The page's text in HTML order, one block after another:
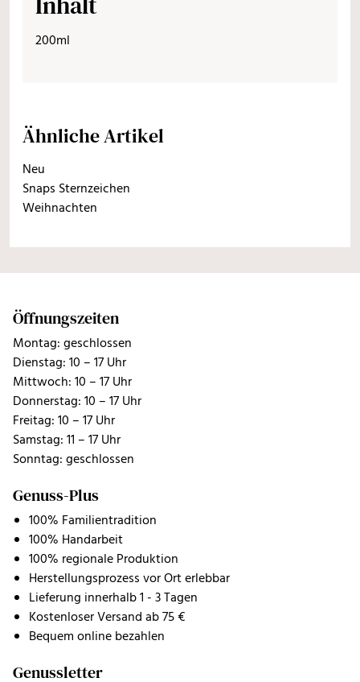
200ml
Ähnliche Artikel
Neu
Snaps Sternzeichen
Weihnachten
Öffnungszeiten
Montag: geschlossen
Dienstag: 10 – 17 Uhr
Mittwoch: 10 – 17 Uhr
Donnerstag: 10 – 17 Uhr
Freitag: 10 – 17 Uhr
Samstag: 11 – 17 Uhr
Sonntag: geschlossen
Genuss-Plus
100% Familientradition
100% Handarbeit
100% regionale Produktion
Herstellungsprozess vor Ort erlebbar
Lieferung innerhalb 1 - 3 Tagen
Kostenloser Versand ab 75 €
Bequem online bezahlen
Genussletter